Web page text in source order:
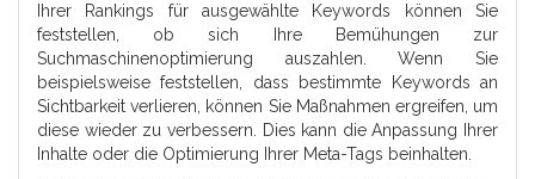
Ihrer Rankings für ausgewählte Keywords können Sie
feststellen, ob sich Ihre Bemühungen zur
Suchmaschinenoptimierung auszahlen. Wenn Sie
beispielsweise feststellen, dass bestimmte Keywords an
Sichtbarkeit verlieren, können Sie Maßnahmen ergreifen, um
diese wieder zu verbessern. Dies kann die Anpassung Ihrer
Inhalte oder die Optimierung Ihrer Meta-Tags beinhalten.